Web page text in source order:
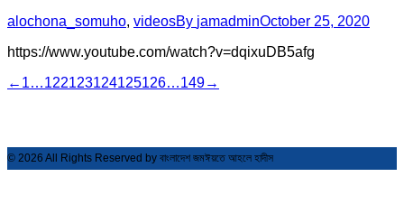
alochona_somuho, videosBy jamadminOctober 25, 2020
https://www.youtube.com/watch?v=dqixuDB5afg
← 1…122123124125126…149→
© 2026 All Rights Reserved by বাংলাদেশ জমঈয়তে আহলে হাদীস